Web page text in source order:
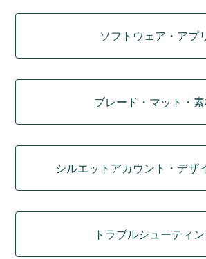
ソフトウェア・アプ
ブレード・マット・
シルエットアカウント・デザ
トラブルシューティ